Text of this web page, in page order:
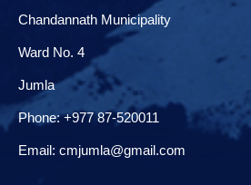
Chandannath Municipality
Ward No. 4
Jumla
Phone: +977 87-520011
Email: cmjumla@gmail.com